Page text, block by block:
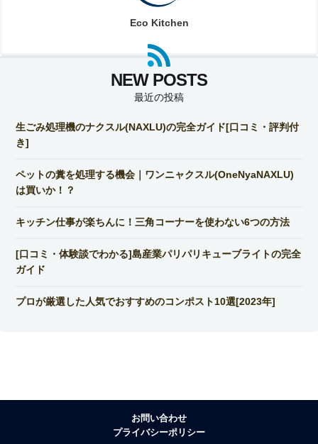
Eco Kitchen
最近の投稿
生ごみ処理機のナクスル(NAXLU)の完全ガイド[口コミ・評判付
き]
ペットの糞を処理する機会｜ワンニャクスル(OneNyaNAXLU)
は買いか！？
キッチン仕事が楽ちんに！三角コーナーを使わない6つの方法
[口コミ・体験談でわかる]島産業パリパリキューブライトの完全
ガイド
プロが厳選した人気でおすすめのコンポスト10選[2023年]
お問い合わせ
プライバシーポリシー